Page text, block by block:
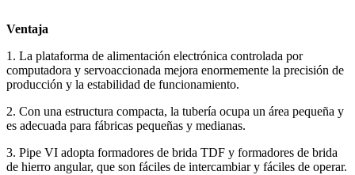
Ventaja
1. La plataforma de alimentación electrónica controlada por
computadora y servoaccionada mejora enormemente la precisión de
producción y la estabilidad de funcionamiento.
2. Con una estructura compacta, la tubería ocupa un área pequeña y
es adecuada para fábricas pequeñas y medianas.
3. Pipe VI adopta formadores de brida TDF y formadores de brida
de hierro angular, que son fáciles de intercambiar y fáciles de operar.